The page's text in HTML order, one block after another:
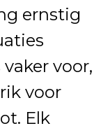
ernstig
voor,
voor
Elk